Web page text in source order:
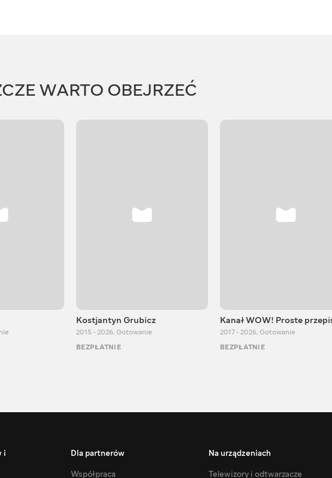
WARTO OBEJRZEĆ
Kostjantyn Grubicz
2015 - 2026, Gotowanie
BEZPŁATNIE
Kanał WOW! Proste
2017 - 2026, Gotowanie
BEZPŁATNIE
i
Dla partnerów
Współpraca
Na urządzeniach
Telewizory i odtwarzacze